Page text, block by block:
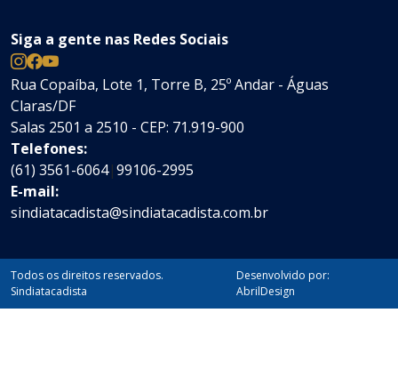
Siga a gente nas Redes Sociais
Rua Copaíba, Lote 1, Torre B, 25º Andar - Águas
Claras/DF
Salas 2501 a 2510 - CEP: 71.919-900
Telefones:
(61) 3561-6064|99106-2995
E-mail:
sindiatacadista@sindiatacadista.com.br
Todos os direitos reservados.
Sindiatacadista
Desenvolvido por:
AbrilDesign